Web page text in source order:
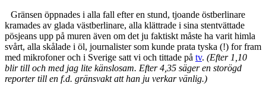
Gränsen öppnades i alla fall efter en stund, tjoande östberlinare
kramades av glada västberlinare, alla klättrade i sina stentvättade
pösjeans upp på muren även om det ju faktiskt måste ha varit himla
svårt, alla skålade i öl, journalister som kunde prata tyska (!) for fram
med mikrofoner och i Sverige satt vi och tittade på tv. (Efter 1,10
blir till och med jag lite känslosam. Efter 4,35 säger en storögd
reporter till en f.d. gränsvakt att han ju verkar vänlig.)